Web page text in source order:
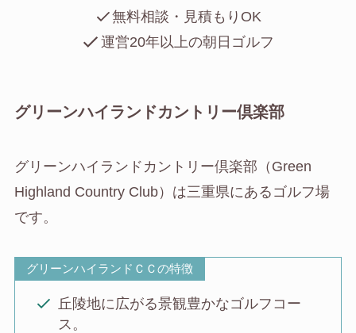
無料相談・見積もりOK
運営20年以上の朝日ゴルフ
グリーンハイランドカントリー倶楽部
グリーンハイランドカントリー倶楽部（Green
Highland Country Club）は三重県にあるゴルフ場
です。
グリーンハイランドＣＣの特徴
丘陵地に広がる景観豊かなゴルフコー
ス。